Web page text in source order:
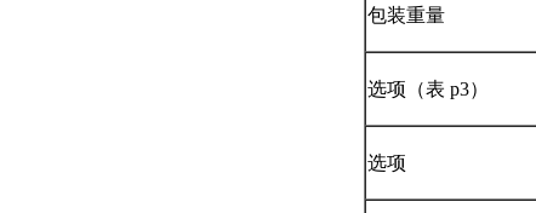
包装重量
选项（表 p3）
选项